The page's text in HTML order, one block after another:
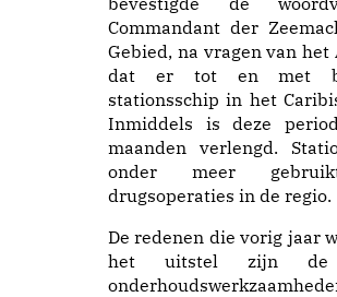
Commandant der
Gebied, na vragen van
dat er tot en met
stationsschip in het
Inmiddels is deze
maanden verlengd.
onder meer
drugsoperaties in de regio.
De redenen die vorig jaar
het uitstel zijn de